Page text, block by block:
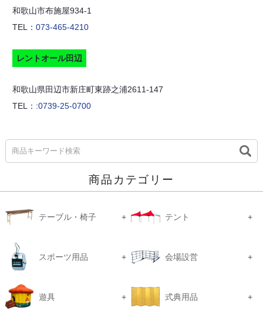
商品カテゴリー
テーブル・椅子 テント
スポーツ用品 会場設営
遊具 式典用品
和歌山市布施屋934-1
TEL：073-465-4210
レントオール田辺
和歌山県田辺市新庄町東跡之浦2611-147
TEL：:0739-25-0700